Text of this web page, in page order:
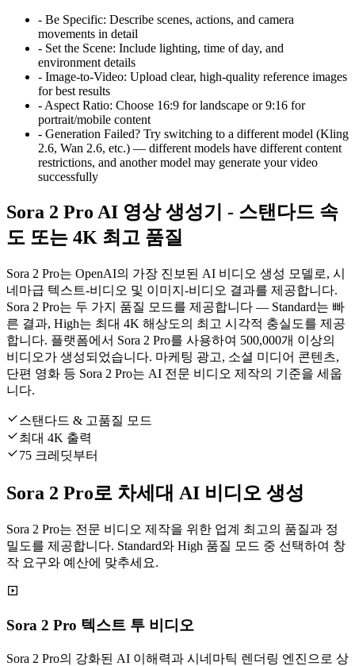
- Be Specific: Describe scenes, actions, and camera
movements in detail
- Set the Scene: Include lighting, time of day, and
environment details
- Image-to-Video: Upload clear, high-quality reference images
for best results
- Aspect Ratio: Choose 16:9 for landscape or 9:16 for
portrait/mobile content
- Generation Failed? Try switching to a different model (Kling
2.6, Wan 2.6, etc.) — different models have different content
restrictions, and another model may generate your video
successfully
Sora 2 Pro AI 영상 생성기 - 스탠다드 속
도 또는 4K 최고 품질
Sora 2 Pro는 OpenAI의 가장 진보된 AI 비디오 생성 모델로, 시
네마급 텍스트-비디오 및 이미지-비디오 결과를 제공합니다.
Sora 2 Pro는 두 가지 품질 모드를 제공합니다 — Standard는 빠
른 결과, High는 최대 4K 해상도의 최고 시각적 충실도를 제공
합니다. 플랫폼에서 Sora 2 Pro를 사용하여 500,000개 이상의
비디오가 생성되었습니다. 마케팅 광고, 소셜 미디어 콘텐츠,
단편 영화 등 Sora 2 Pro는 AI 전문 비디오 제작의 기준을 세웁
니다.
스탠다드 & 고품질 모드
최대 4K 출력
75 크레딧부터
Sora 2 Pro로 차세대 AI 비디오 생성
Sora 2 Pro는 전문 비디오 제작을 위한 업계 최고의 품질과 정
밀도를 제공합니다. Standard와 High 품질 모드 중 선택하여 창
작 요구와 예산에 맞추세요.
Sora 2 Pro 텍스트 투 비디오
Sora 2 Pro의 강화된 AI 이해력과 시네마틱 렌더링 엔진으로 상